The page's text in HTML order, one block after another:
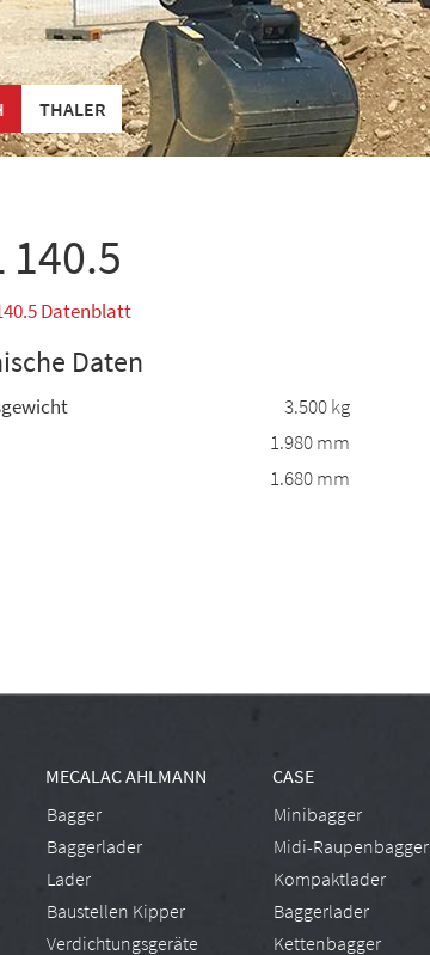
THALER
140.5
Datenblatt
Daten
3.500 kg
1.980 mm
1.680 mm
MECALAC AHLMANN
Bagger
Baggerlader
Lader
Baustellen Kipper
Verdichtungsgeräte
CASE
Minibagger
Midi-Raupenbagger
Kompaktlader
Baggerlader
Kettenbagger